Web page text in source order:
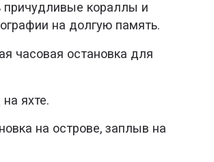
причудливые кораллы и
на долгую память.
часовая остановка для
яхте.
на острове, заплыв на